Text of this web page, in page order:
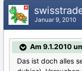
Januar 9, 2010
Am 9.1.2010
Das ist doch alles